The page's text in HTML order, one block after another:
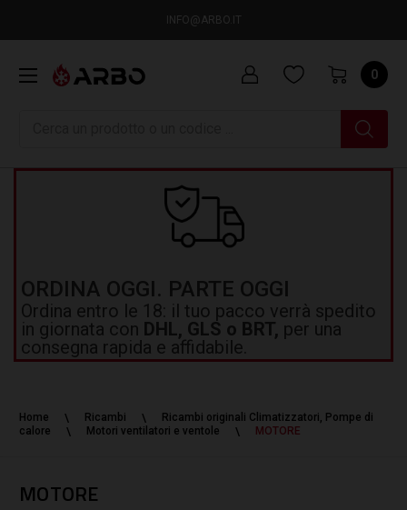
INFO@ARBO.IT
0
ORDINA OGGI. PARTE OGGI
Ordina entro le 18: il tuo pacco verrà spedito
in giornata con DHL, GLS o BRT, per una
consegna rapida e affidabile.
Home Ricambi
Ricambi originali Climatizzatori, Pompe di
calore
Motori ventilatori e ventole MOTORE
MOTORE